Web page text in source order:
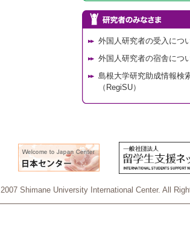
外国人研究者の受入につ
外国人研究者の宿舎につ
島根大学研究助成情報検
（RegiSU）
Shimane University International Center. All